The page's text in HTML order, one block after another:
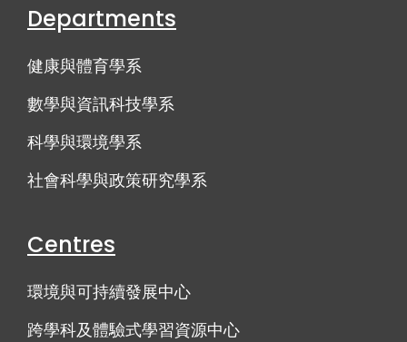
Departments
健康與體育學系
數學與資訊科技學系
科學與環境學系
社會科學與政策研究學系
Centres
環境與可持續發展中心
跨學科及體驗式學習資源中心